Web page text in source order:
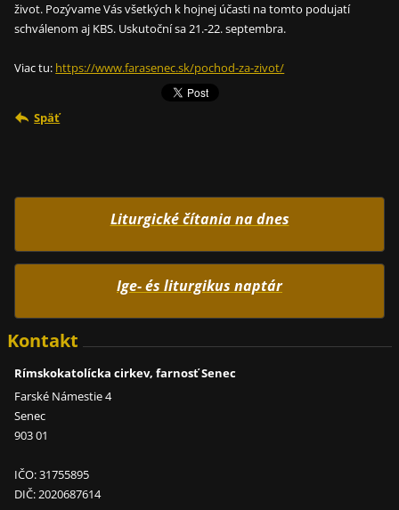
život. Pozývame Vás všetkých k hojnej účasti na tomto podujatí
schválenom aj KBS. Uskutoční sa 21.-22. septembra.
Viac tu: https://www.farasenec.sk/pochod-za-zivot/
Späť
Liturgické čítania na dnes
Ige- és liturgikus naptár
Kontakt
Rímskokatolícka cirkev, farnosť Senec
Farské Námestie 4
Senec
903 01
IČO: 31755895
DIČ: 2020687614